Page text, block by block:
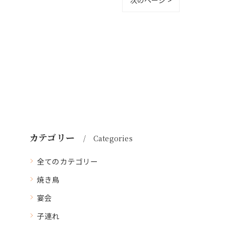
カテゴリー Categories
全てのカテゴリー
焼き鳥
宴会
子連れ